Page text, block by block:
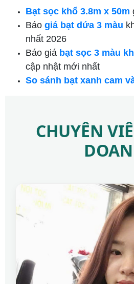
Bạt sọc khổ 3.8m x 50m
Báo giá bạt dứa 3 màu
nhất 2026
Báo giá bạt sọc 3 màu
cập nhật mới nhất
So sánh bạt xanh cam
CHUYÊN